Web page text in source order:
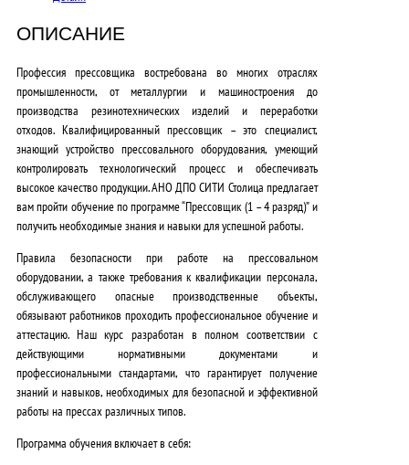
ОПИСАНИЕ
Профессия прессовщика востребована во многих отраслях
промышленности, от металлургии и машиностроения до
производства резинотехнических изделий и переработки
отходов. Квалифицированный прессовщик – это специалист,
знающий устройство прессовального оборудования, умеющий
контролировать технологический процесс и обеспечивать
высокое качество продукции. АНО ДПО СИТИ Столица предлагает
вам пройти обучение по программе “Прессовщик (1 – 4 разряд)” и
получитьнеобходимые знания и навыкидля успешной работы.
Правила безопасностипри работе на прессовальном
оборудовании, а также требования к квалификации персонала,
обслуживающего опасные производственные объекты,
обязывают работников проходить профессиональное обучение и
аттестацию. Наш курс разработан вполном соответствии с
действующими нормативными документами и
профессиональными стандартами, что гарантирует получение
знаний и навыков, необходимых для безопасной и эффективной
работы на прессах различных типов.
Программа обучения включает в себя: